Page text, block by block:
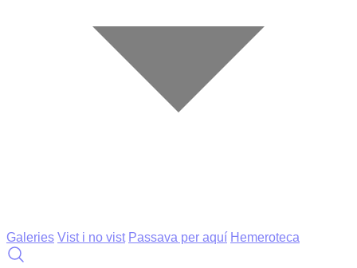
Galeries Vist i no vist Passava per aquí Hemeroteca